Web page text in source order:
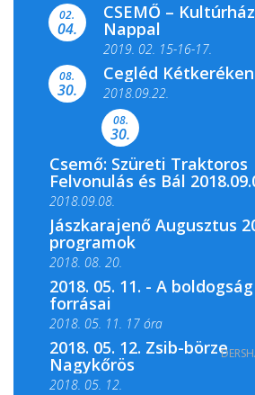
filmkínálattal, családi...
02.
04.
CSEMŐ –
Nappal
2019. 02. 15-16-17.
Színes és tartalmas
Csemői Községi Könyvtár és...
08.
30.
Cegléd Kétkeréken
2018.09.22.
08.
30.
Csemő: Szüreti Traktoros
Felvonulás és Bál
2018.09.08.
Jászkarajenő Augusztus
programok
2018. 08. 20.
2018. 05. 11. - A boldogság
forrásai
2018. 05. 11. 17 óra
2018. 05. 11. 19 óra
2018. 05. 12. Zsib-börze
Nagykőrös
2018. 05. 12.